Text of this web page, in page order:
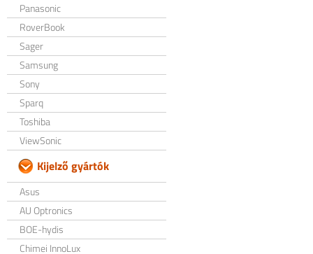
Panasonic
RoverBook
Sager
Samsung
Sony
Sparq
Toshiba
ViewSonic
Kijelző gyártók
Asus
AU Optronics
BOE-hydis
Chimei InnoLux